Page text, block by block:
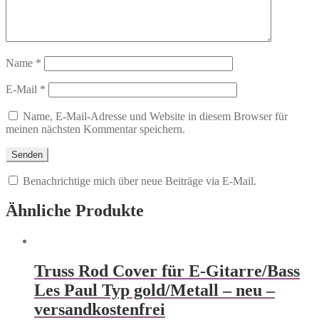
Name *
E-Mail *
Name, E-Mail-Adresse und Website in diesem Browser für
meinen nächsten Kommentar speichern.
Benachrichtige mich über neue Beiträge via E-Mail.
Ähnliche Produkte
Truss Rod Cover für E-Gitarre/Bass
Les Paul Typ gold/Metall – neu –
versandkostenfrei